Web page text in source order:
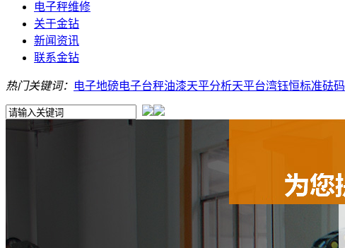
电子秤维修
关于金钻
新闻资讯
联系金钻
热门关键词： 电子地磅电子台秤油漆天平分析天平台湾钰恒标准砝码